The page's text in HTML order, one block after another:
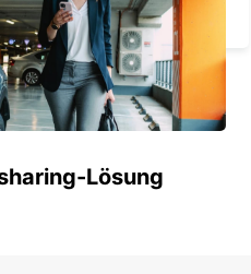
Lösung